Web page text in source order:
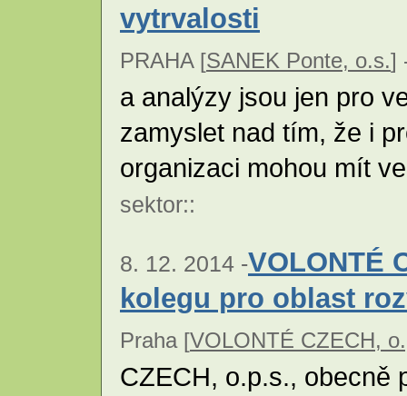
vytrvalosti
PRAHA [SANEK Ponte, o.s.]
a analýzy jsou jen pro
zamyslet nad tím, že i
organizaci mohou mít
sektor::
8. 12. 2014 -VOLONTÉ
kolegu pro oblast
Praha [VOLONTÉ CZECH,
CZECH, o.p.s., obecně